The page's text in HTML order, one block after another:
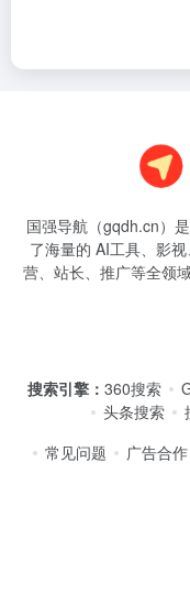
国强导航（gqdh.cn）
了海量的 AI工具、影
营、站长、推广等全领
搜索引擎： 360搜索
头条搜索
常见问题
广告合作